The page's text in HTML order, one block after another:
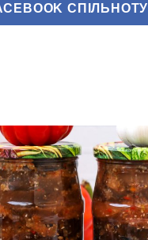
СПІЛЬНОТУ